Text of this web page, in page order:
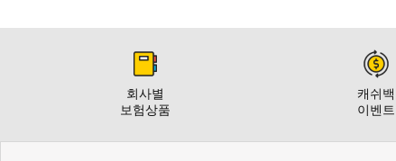
회사별
보험상품
캐쉬백
이벤트